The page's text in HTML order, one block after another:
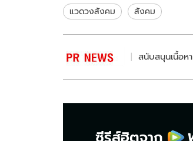
อะไร
แวดวงสังคม สังคม
สนับสนุนเนื้อหา